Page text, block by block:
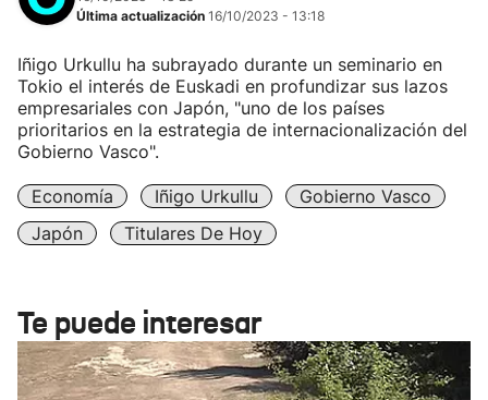
Última actualización 16/10/2023 - 13:18
Iñigo Urkullu ha subrayado durante un seminario en
Tokio el interés de Euskadi en profundizar sus lazos
empresariales con Japón, "uno de los países
prioritarios en la estrategia de internacionalización del
Gobierno Vasco".
Economía Iñigo Urkullu
Gobierno Vasco
Japón
Titulares De Hoy
Te puede interesar